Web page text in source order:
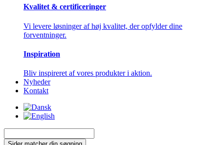
Kvalitet & certificeringer
Vi levere løsninger af høj kvalitet, der opfylder dine
forventninger.
Inspiration
Bliv inspireret af vores produkter i aktion.
Nyheder
Kontakt
...